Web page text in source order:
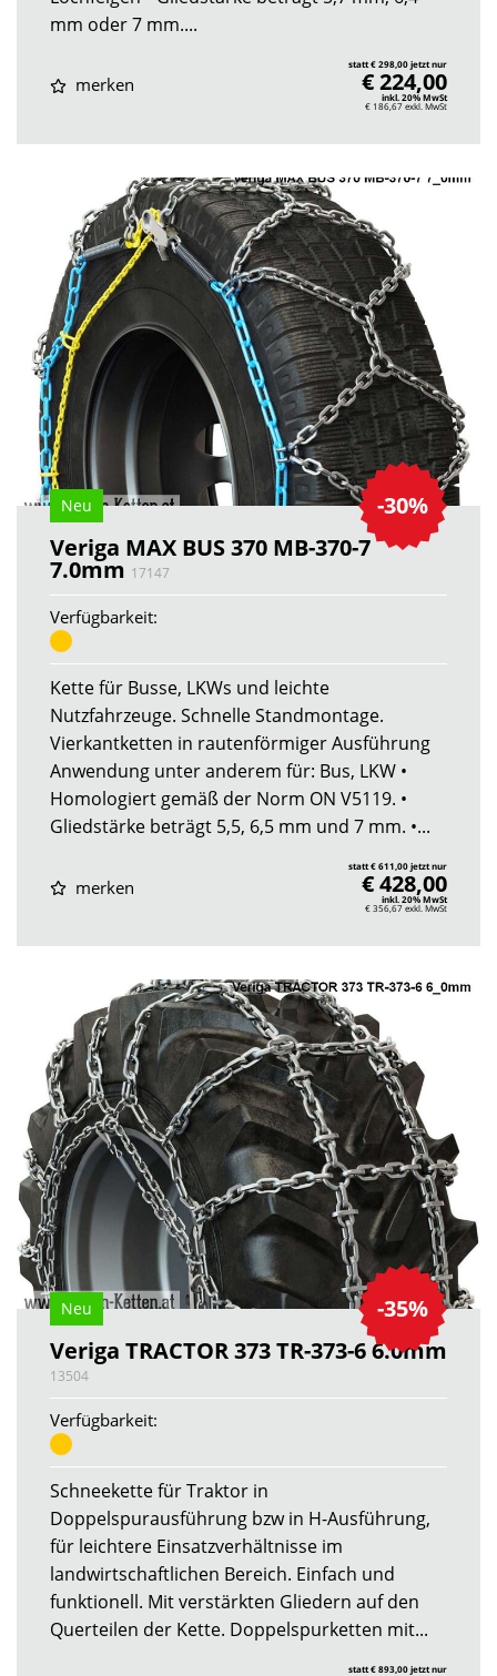
mm oder 7 mm....
merken
statt € 298,00 jetzt nur
€ 224,00
inkl. 20% MwSt
€ 186,67exkl. MwSt
-30%
Neu
Veriga MAX BUS 370 MB-370-7
7.0mm 17147
Verfügbarkeit:
Kette für Busse, LKWs und leichte
Nutzfahrzeuge. Schnelle Standmontage.
Vierkantketten in rautenförmiger Ausführung
Anwendung unter anderem für: Bus, LKW •
Homologiert gemäß der Norm ON V5119. •
Gliedstärke beträgt 5,5, 6,5 mm und 7 mm. •...
merken
statt € 611,00 jetzt nur
€ 428,00
inkl. 20% MwSt
€ 356,67exkl. MwSt
-35%
Neu
Veriga TRACTOR 373 TR-373-6 6.0mm
13504
Verfügbarkeit:
Schneekette für Traktor in
Doppelspurausführung bzw in H-Ausführung,
für leichtere Einsatzverhältnisse im
landwirtschaftlichen Bereich. Einfach und
funktionell. Mit verstärkten Gliedern auf den
Querteilen der Kette. Doppelspurketten mit...
statt € 893,00 jetzt nur